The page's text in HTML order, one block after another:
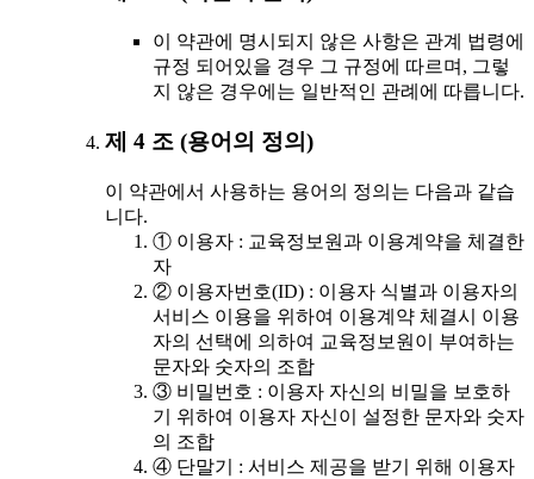
이 약관에 명시되지 않은 사항은 관계 법령에
규정 되어있을 경우 그 규정에 따르며, 그렇
지 않은 경우에는 일반적인 관례에 따릅니다.
제 4 조 (용어의 정의)
이 약관에서 사용하는 용어의 정의는 다음과 같습
니다.
① 이용자 : 교육정보원과 이용계약을 체결한
자
② 이용자번호(ID) : 이용자 식별과 이용자의
서비스 이용을 위하여 이용계약 체결시 이용
자의 선택에 의하여 교육정보원이 부여하는
문자와 숫자의 조합
③ 비밀번호 : 이용자 자신의 비밀을 보호하
기 위하여 이용자 자신이 설정한 문자와 숫자
의 조합
④ 단말기 : 서비스 제공을 받기 위해 이용자